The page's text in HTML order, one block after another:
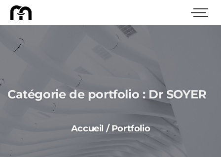
Catégorie de portfolio : Dr SOYER
Accueil / Portfolio